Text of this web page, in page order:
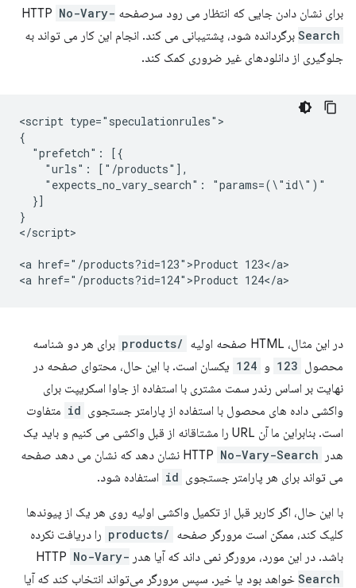
برای نشان دادن جایی که انتظار می رود سرصفحه HTTP No-Vary-
Search برگردانده شود، پشتیبانی می کند. انجام این کار می تواند به
جلوگیری از دانلودهای غیر ضروری کمک کند.
<script type="speculationrules">
{
  "prefetch": [{
    "urls": ["/products"],
    "expects_no_vary_search": "params=(\"id\")"
  }]
}
</script>
<a href="/products?id=123">Product 123</a>
در این مثال، HTML صفحه اولیه /products
برای هر دو شناسه
محصول 123 و 124 یکسان است. با این حال، محتوای صفحه در
نهایت بر اساس رندر سمت مشتری با استفاده از جاوا اسکریپت برای
واکشی داده های محصول با استفاده از پارامتر جستجوی id متفاوت
است. بنابراین ما آن URL را مشتاقانه از قبل واکشی می کنیم و باید یک
هدر HTTP
No-Vary-Search
نشان دهد که نشان می دهد صفحه
می تواند برای هر پارامتر جستجوی id استفاده شود.
با این حال، اگر کاربر قبل از تکمیل واکشی اولیه روی هر یک از پیوندها
کلیک کند، ممکن است مرورگر صفحه /products
را دریافت نکرده
باشد. در این مورد، مرورگر نمی داند که آیا هدر HTTP No-Vary-
Search خواهد بود یا خیر. سپس مرورگر می‌تواند انتخاب کند که آیا